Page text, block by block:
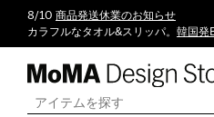
8/10 商品発送休業のお知らせ
カラフルなタオル&スリッパ。 韓国発